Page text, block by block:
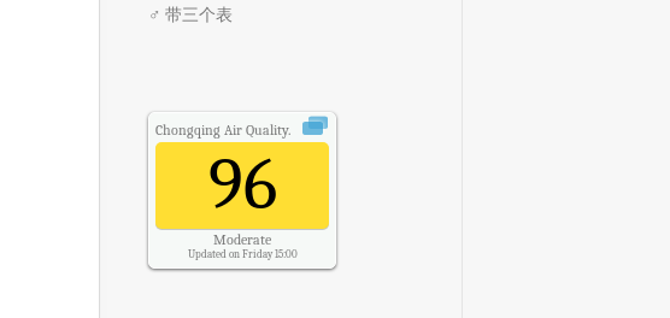
♂ 带三个表
Chongqing Air Quality.
96
Moderate
Updated on Friday 15:00